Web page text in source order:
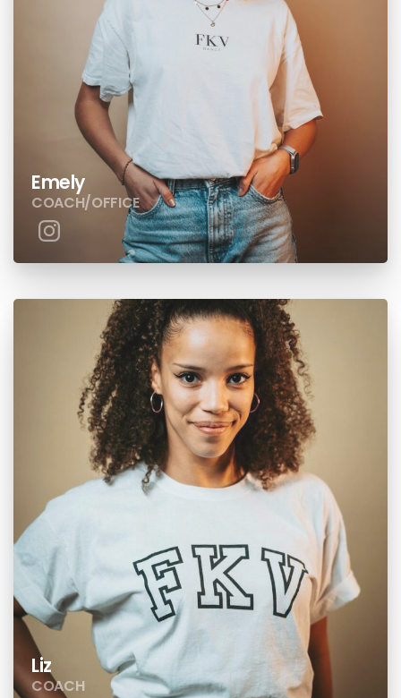
Emely
COACH/OFFICE
Liz
COACH